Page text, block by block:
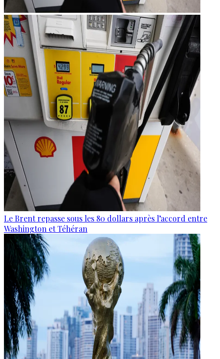
Le Brent repasse sous les 80 dollars après l’accord entre
Washington et Téhéran